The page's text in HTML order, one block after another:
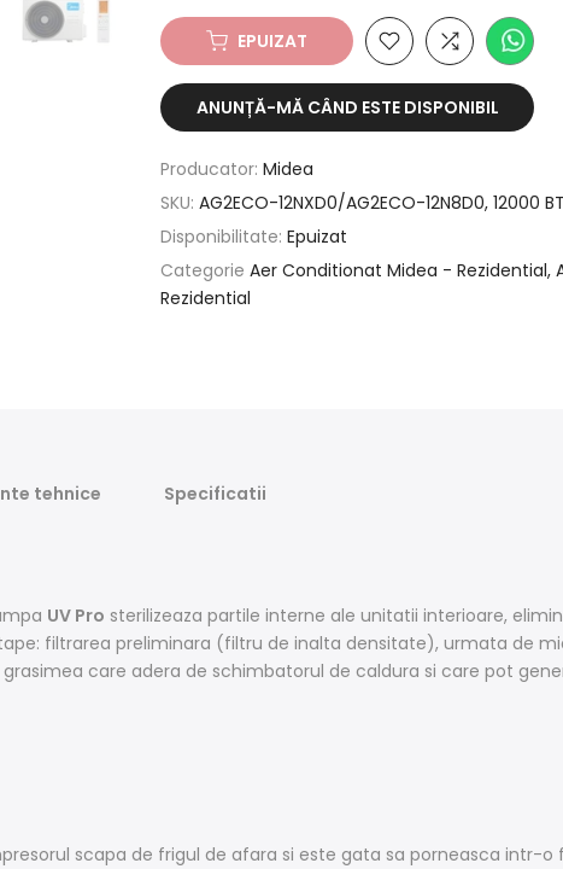
a mari
EPUIZAT
ANUNȚĂ-MĂ CÂND ESTE DISPONIBIL
Producator: Midea
SKU: AG2ECO-12NXD0/AG2ECO-12N8D0, 12000
Disponibilitate: Epuizat
Categorie Aer Conditionat Midea - Rezidential
Rezidential
tehnice Specificatii
UV Pro sterilizeaza partile interne ale unitatii interioare,
filtrarea preliminara (filtru de inalta densitate), urmata de
care adera de schimbatorul de caldura si care pot
scapa de frigul de afara si este gata sa porneasca intr-o